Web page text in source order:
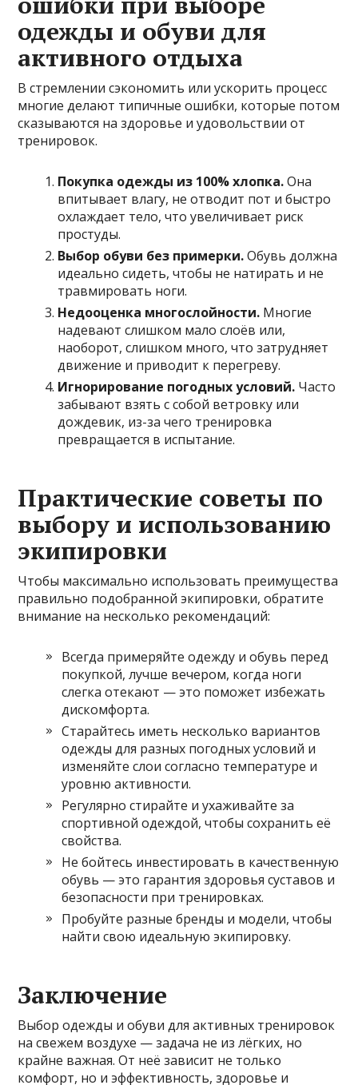
одежды и обуви для
активного отдыха
В стремлении сэкономить или ускорить процесс
многие делают типичные ошибки, которые потом
сказываются на здоровье и удовольствии от
тренировок.
Покупка одежды из 100% хлопка.Она
впитывает влагу, не отводит пот и быстро
охлаждает тело, что увеличивает риск
простуды.
Выбор обуви без примерки.Обувь должна
идеально сидеть, чтобы не натирать и не
травмировать ноги.
Недооценка многослойности. Многие
надевают слишком мало слоёв или,
наоборот, слишком много, что затрудняет
движение и приводит к перегреву.
Игнорирование погодных условий. Часто
забывают взять с собой ветровку или
дождевик, из-за чего тренировка
превращается в испытание.
Практические советы по
выбору и использованию
экипировки
Чтобы максимально использовать преимущества
правильно подобранной экипировки, обратите
внимание на несколько рекомендаций:
Всегда примеряйте одежду и обувь перед
покупкой, лучше вечером, когда ноги
слегка отекают — это поможет избежать
дискомфорта.
Старайтесь иметь несколько вариантов
одежды для разных погодных условий и
изменяйте слои согласно температуре и
уровню активности.
Регулярно стирайте и ухаживайте за
спортивной одеждой, чтобы сохранить её
свойства.
Не бойтесь инвестировать в качественную
обувь — это гарантия здоровья суставов и
безопасности при тренировках.
Пробуйте разные бренды и модели, чтобы
найти свою идеальную экипировку.
Заключение
Выбор одежды и обуви для активных тренировок
на свежем воздухе — задача не из лёгких, но
крайне важная. От неё зависит не только
комфорт, но и эффективность, здоровье и